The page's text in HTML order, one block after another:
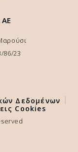
ΑΕ
86/23
Δεδομένων
Cookies